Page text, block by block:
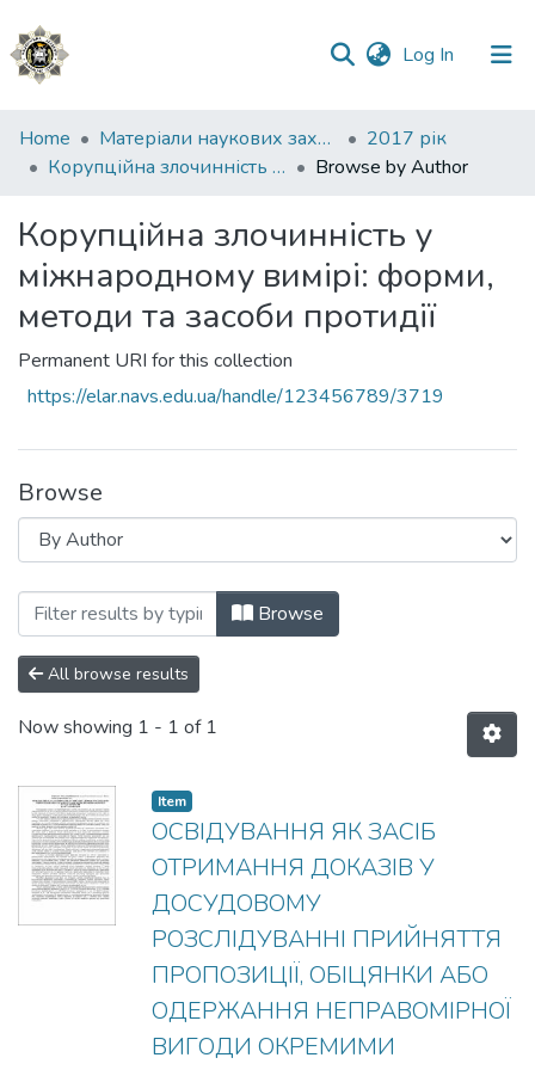
Log In (current)
Communities
&
All of DSpace
Home Матеріали наукових заходів
2017 рік
Корупційна злочинність у міжнародному вимірі: форми, методи та засоби протидії
Browse by Author
Корупційна злочинність у
міжнародному вимірі: форми,
методи та засоби протидії
Permanent URI for this collection
https://elar.navs.edu.ua/handle/123456789/3719
Browse
Browsing Корупційна злочинність у
Browse
All browse results
Now showing 1 - 1 of 1
Item
ОСВІДУВАННЯ ЯК ЗАСІБ
ОТРИМАННЯ ДОКАЗІВ У
ДОСУДОВОМУ
РОЗСЛІДУВАННІ ПРИЙНЯТТЯ
ПРОПОЗИЦІЇ, ОБІЦЯНКИ АБО
ОДЕРЖАННЯ НЕПРАВОМІРНОЇ
ВИГОДИ ОКРЕМИМИ